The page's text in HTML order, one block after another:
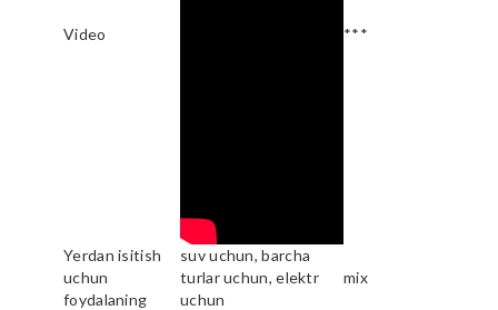
Video ***
Yerdan isitish
uchun
foydalaning
suv uchun, barcha
turlar uchun, elektr
uchun
mix